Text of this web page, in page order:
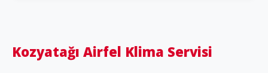
Kozyatağı Airfel Klima Servisi